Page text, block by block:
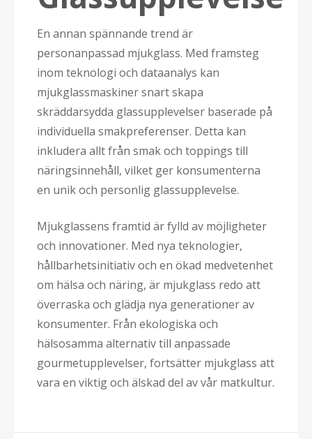
En annan spännande trend är
personanpassad mjukglass. Med framsteg
inom teknologi och dataanalys kan
mjukglassmaskiner snart skapa
skräddarsydda glassupplevelser baserade på
individuella smakpreferenser. Detta kan
inkludera allt från smak och toppings till
näringsinnehåll, vilket ger konsumenterna
en unik och personlig glassupplevelse.
Mjukglassens framtid är fylld av möjligheter
och innovationer. Med nya teknologier,
hållbarhetsinitiativ och en ökad medvetenhet
om hälsa och näring, är mjukglass redo att
överraska och glädja nya generationer av
konsumenter. Från ekologiska och
hälsosamma alternativ till anpassade
gourmetupplevelser, fortsätter mjukglass att
vara en viktig och älskad del av vår matkultur.